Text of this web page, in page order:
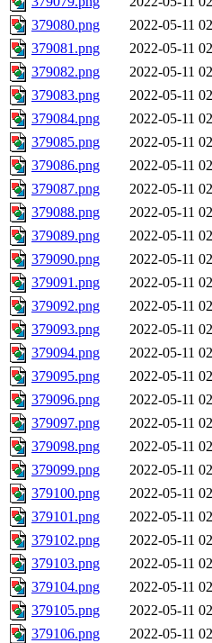
379080.png
2022-05-11
379081.png
2022-05-11
379082.png
2022-05-11
379083.png
2022-05-11
379084.png
2022-05-11
379085.png
2022-05-11
379086.png
2022-05-11
379087.png
2022-05-11
379088.png
2022-05-11
379089.png
2022-05-11
379090.png
2022-05-11
379091.png
2022-05-11
379092.png
2022-05-11
379093.png
2022-05-11
379094.png
2022-05-11
379095.png
2022-05-11
379096.png
2022-05-11
379097.png
2022-05-11
379098.png
2022-05-11
379099.png
2022-05-11
379100.png
2022-05-11
379101.png
2022-05-11
379102.png
2022-05-11
379103.png
2022-05-11
379104.png
2022-05-11
379105.png
2022-05-11
379106.png
2022-05-11